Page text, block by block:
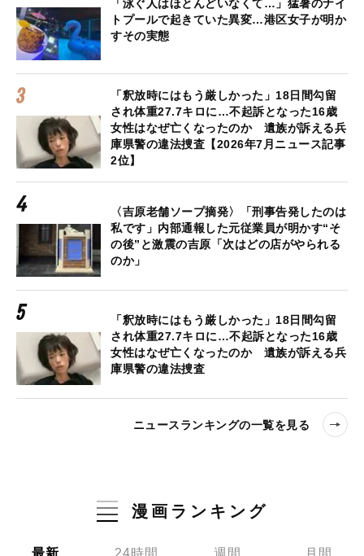
「泳ぐ人はほとんどいなくて…」猛暑のナイ
トプールで起きていた異変…港区女子が明か
すその実態
「釈放時にはもう厳しかった」18日間勾留
され体重27.7キロに…不起訴となった16歳
女性はなぜ亡くなったのか 遺族が訴える兵
庫県警の違法捜査【2026年7月ニュース記事
2位】
〈吉原老舗ソープ摘発〉「刑事告発したのは
私です」内部通報した元従業員が明かす“そ
の後”と激震の吉原「次はどの店がやられる
のか」
「釈放時にはもう厳しかった」18日間勾留
され体重27.7キロに…不起訴となった16歳
女性はなぜ亡くなったのか 遺族が訴える兵
庫県警の違法捜査
ニュースランキングの一覧を見る
漫画ランキング